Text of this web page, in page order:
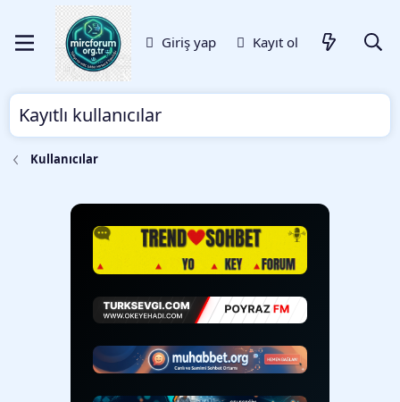
Giriş yap Kayıt ol
Kayıtlı kullanıcılar
Kullanıcılar